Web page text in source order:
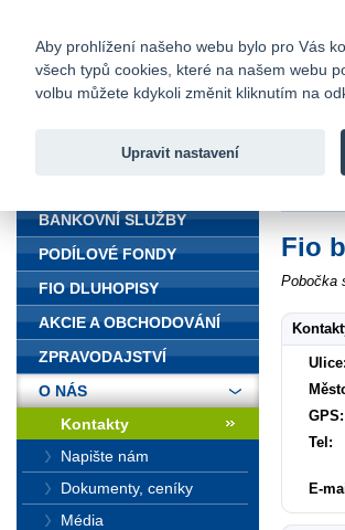
Fio banka
Fio
Pobočka
Ulice:
GPS:
Tel:
E-
BANKOVNÍ SLUŽBY
PODÍLOVÉ FONDY
FIO DLUHOPISY
AKCIE A OBCHODOVÁNÍ
ZPRAVODAJSTVÍ
O NÁS
Kontakty
Napište nám
Dokumenty, ceníky
Média
Aby prohlížení našeho webu bylo pro Vás
všech typů cookies, které na našem webu
volbu můžete kdykoli změnit kliknutím na
Upravit nastavení